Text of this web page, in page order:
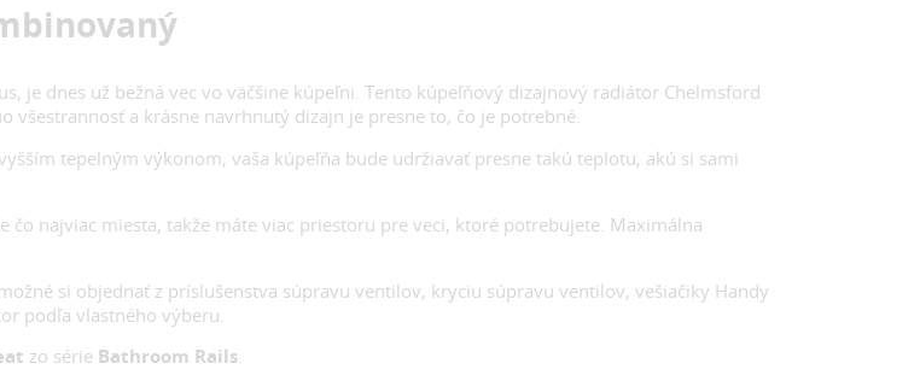
je dnes už bežná vec vo väčšine kúpeľni. Tento kúpeľňový dizajnový radiátor Chelmsford
všestrannosť a krásne navrhnutý dizajn je presne to, čo je potrebné.
tepelným výkonom, vaša kúpeľňa bude udržiavať presne takú teplotu, akú si sami
najviac miesta, takže máte viac priestoru pre veci, ktoré potrebujete. Maximálna
možné si objednať z príslušenstva súpravu ventilov, kryciu súpravu ventilov, vešiačiky Handy
podľa vlastného výberu.
zo série Bathroom Rails.